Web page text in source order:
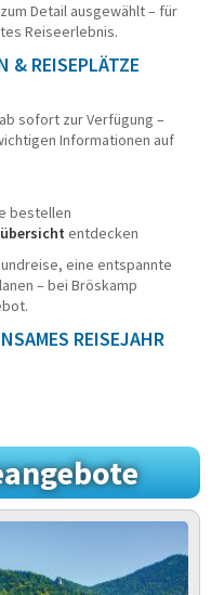
Detail ausgewählt – für
Reiseerlebnis.
& REISEPLÄTZE
sofort zur Verfügung –
Informationen auf
bestellen
entdecken
eine entspannte
– bei Bröskamp
REISEJAHR